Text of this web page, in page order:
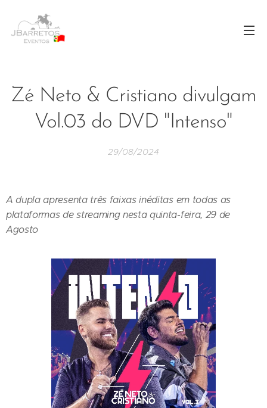
Zé Neto & Cristiano divulgam
Vol.03 do DVD "Intenso"
29/08/2024
A dupla apresenta três faixas inéditas em todas as
plataformas de streaming nesta quinta-feira, 29 de
Agosto